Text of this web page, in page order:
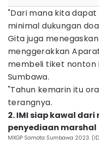
"Dari mana kita dapat
minimal dukungan
Gita juga
menggerakkan
membeli tiket nonton
Sumbawa.
"Tahun kemarin itu
terangnya.
2. IMI siap kawal
penyediaan marshal
MXGP Samota Sumbawa 2023.